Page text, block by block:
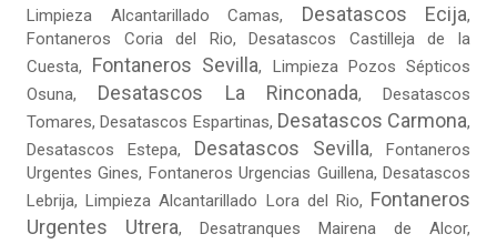
Limpieza Alcantarillado Camas, Desatascos Ecija,
Fontaneros Coria del Rio,Desatascos Castilleja de la
Cuesta, Fontaneros Sevilla, Limpieza Pozos Sépticos
Osuna, Desatascos La Rinconada, Desatascos
Tomares,Desatascos Espartinas, Desatascos Carmona,
Desatascos Estepa, Desatascos Sevilla, Fontaneros
Urgentes Gines, Fontaneros Urgencias Guillena,Desatascos
Lebrija,Limpieza Alcantarillado Lora del Rio, Fontaneros
Urgentes Utrera, Desatranques Mairena de Alcor,